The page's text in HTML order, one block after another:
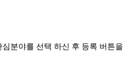
분야를 선택 하신 후 등록 버튼을